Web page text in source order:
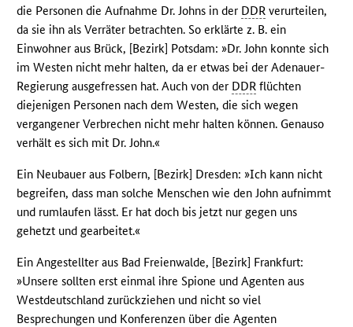
die Personen die Aufnahme Dr. Johns in der DDR verurteilen,
da sie ihn als Verräter betrachten. So erklärte z. B. ein
Einwohner aus Brück, [Bezirk] Potsdam: »Dr. John konnte sich
im Westen nicht mehr halten, da er etwas bei der Adenauer-
Regierung ausgefressen hat. Auch von der DDR flüchten
diejenigen Personen nach dem Westen, die sich wegen
vergangener Verbrechen nicht mehr halten können. Genauso
verhält es sich mit Dr. John.«
Ein Neubauer aus Folbern, [Bezirk] Dresden: »Ich kann nicht
begreifen, dass man solche Menschen wie den John aufnimmt
und rumlaufen lässt. Er hat doch bis jetzt nur gegen uns
gehetzt und gearbeitet.«
Ein Angestellter aus Bad Freienwalde, [Bezirk] Frankfurt:
»Unsere sollten erst einmal ihre Spione und Agenten aus
Westdeutschland zurückziehen und nicht so viel
Besprechungen und Konferenzen über die Agenten